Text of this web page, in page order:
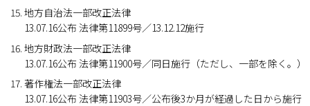
地方自治法一部改正法律
13.07.16公布 法律第11899号／13.12.12施行
地方財政法一部改正法律
13.07.16公布 法律第11900号／同日施行（ただし、一部を除く。）
著作権法一部改正法律
13.07.16公布 法律第11903号／公布後3か月が経過した日から施行